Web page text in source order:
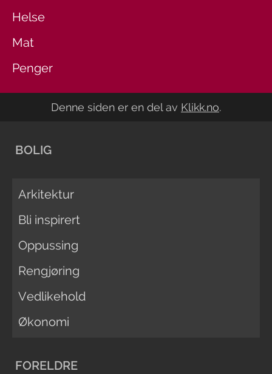
Helse
Mat
Penger
Denne siden er en del av Klikk.no.
BOLIG
Arkitektur
Bli inspirert
Oppussing
Rengjøring
Vedlikehold
Økonomi
FORELDRE